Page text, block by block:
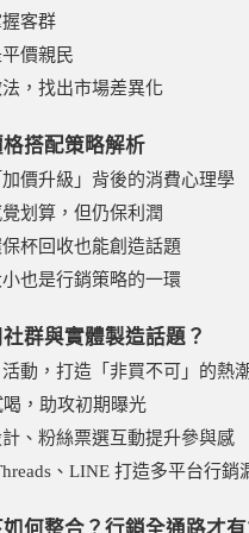
客群
價親民
，找出市場差異化
搭配策略解析
加價升級」背後的消費心理學
划算，但仍保利潤
杯回收也能創造話題
也是行銷策略的一環
群與實體製造話題？
動，打造「非買不可」的熱潮
，助攻初期曝光
、粉絲票選互動提升參與感
、LINE 打造多平台行銷